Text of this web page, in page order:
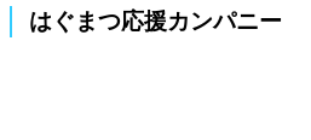
はぐまつ応援カンパニー